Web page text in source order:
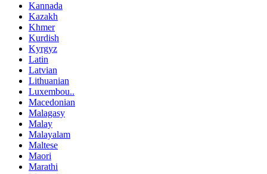
Kannada
Kazakh
Khmer
Kurdish
Kyrgyz
Latin
Latvian
Lithuanian
Luxembou..
Macedonian
Malagasy
Malay
Malayalam
Maltese
Maori
Marathi